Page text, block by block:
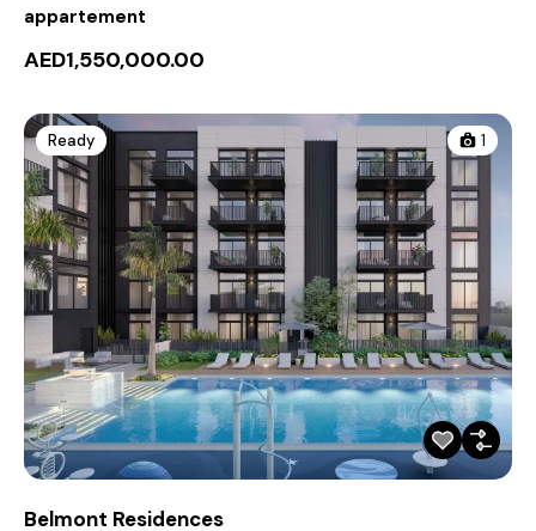
appartement
AED1,550,000.00
Ready 1
Belmont Residences